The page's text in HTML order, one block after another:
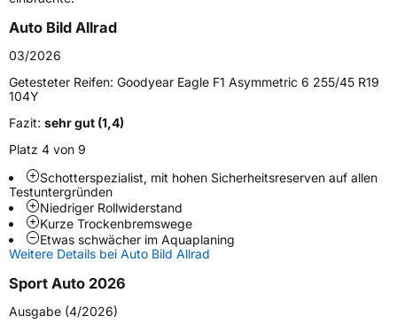
Fahrzeugtyp
VerwendungSommerreifen
Modellname
FahrzeugartPKW & SUV
Weitere Eigenschaften
SchlauchtypTL
ZustandNeureifen
VerstärktXL
Felgenschutz FP
Auto Bild Allrad
03/2026
Getesteter Reifen: Goodyear Eagle F1 Asymmetric 6 255/45 R19
104Y
Fazit: sehr gut (1,4)
Platz 4 von 9
Schotterspezialist, mit hohen Sicherheitsreserven auf allen
Testuntergründen
Niedriger Rollwiderstand
Kurze Trockenbremswege
Etwas schwächer im Aquaplaning
Weitere Details bei Auto Bild Allrad
Sport Auto 2026
Ausgabe (4/2026)